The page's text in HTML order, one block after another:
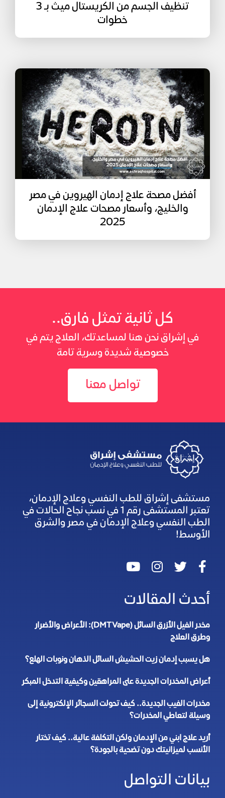
تنظيف الجسم من الكريستال ميث بـ 3
خطوات
أفضل مصحة علاج إدمان الهيروين في مصر
والخليج، وأسعار مصحات علاج الإدمان
2025
كل ثانية تمثل فارق..
في إشراق نحن هنا لمساعدتك، العلاج يتم في
خصوصية شديدة وسرية تامة
تواصل معنا
مستشفى إشراق للطب النفسي وعلاج الإدمان،
تعتبر المستشفى رقم 1 في نسب نجاح الحالات في
الطب النفسي وعلاج الإدمان في مصر والشرق
الأوسط!
أحدث المقالات
مخدر الفيل الأزرق السائل (DMT Vape): الأعراض والأضرار
وطرق العلاج
هل يسبب إدمان زيت الحشيش السائل الذهان ونوبات الهلع؟
أعراض المخدرات الجديدة على المراهقين وكيفية التدخل المبكر
مخدرات الفيب الجديدة.. كيف تحولت السجائر الإلكترونية إلى
وسيلة لتعاطي المخدرات؟
أريد علاج ابني من الإدمان ولكن التكلفة عالية.. كيف تختار
الأنسب لميزانيتك دون تضحية بالجودة؟
بيانات التواصل